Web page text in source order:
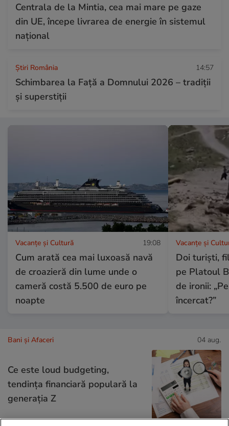
Centrala de la Mintia, cea mai mare pe gaze
din UE, începe livrarea de energie în sistemul
național
Știri România 14:57
Schimbarea la Față a Domnului 2026 – tradiții
și superstiții
Vacanțe și Cultură 19:08
Cum arată cea mai luxoasă navă
de croazieră din lume unde o
cameră costă 5.500 de euro pe
noapte
Vacanțe și
Doi turiști,
pe Platoul
de ironii:
încercat?”
Bani și Afaceri 04 aug.
Ce este loud budgeting,
tendința financiară populară la
generația Z